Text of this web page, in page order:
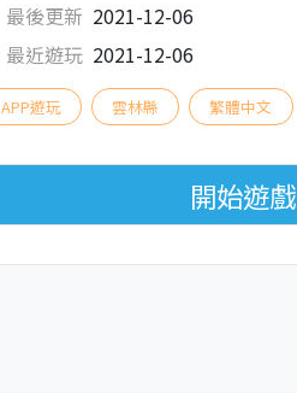
最後更新 2021-12-06
最近遊玩 2021-12-06
APP遊玩 雲林縣 繁體中文
開始遊戲